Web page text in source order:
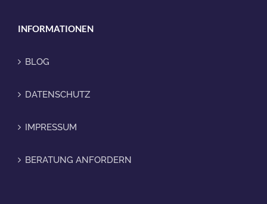
INFORMATIONEN
BLOG
DATENSCHUTZ
IMPRESSUM
BERATUNG ANFORDERN